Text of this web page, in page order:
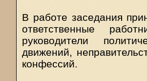
В работе заседания
ответственные
руководители
движений,
конфессий.